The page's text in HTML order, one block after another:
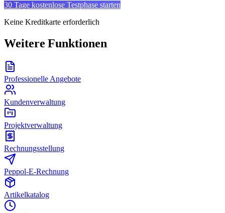
30 Tage kostenlose Testphase starten
Keine Kreditkarte erforderlich
Weitere Funktionen
Professionelle Angebote
Kundenverwaltung
Projektverwaltung
Rechnungsstellung
Peppol-E-Rechnung
Artikelkatalog